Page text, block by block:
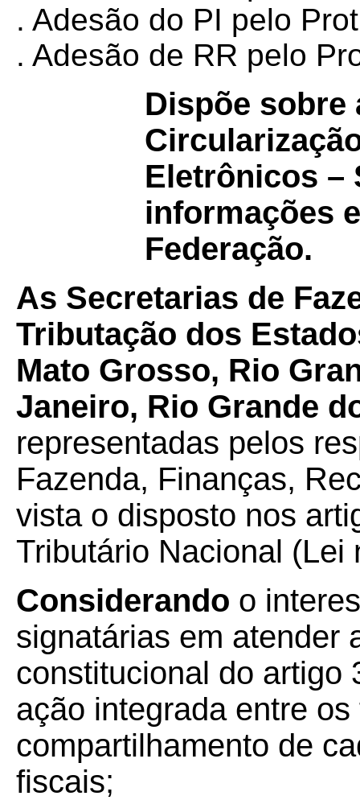
. Adesão do PI pelo
. Adesão de RR pelo
Dispõe sobre
Eletrônicos –
informações
Federação.
As Secretarias de
Tributação dos
Mato Grosso, Rio
Janeiro, Rio Grande
representadas pelos
Fazenda, Finanças,
vista o disposto nos
Tributário Nacional (Lei
Considerando o
signatárias em atender
constitucional do artigo
ação integrada entre
compartilhamento de
fiscais;